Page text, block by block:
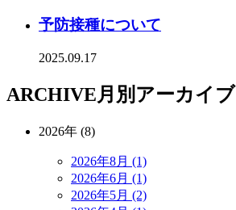
予防接種について
2025.09.17
ARCHIVE月別アーカイブ
2026年 (8)
2026年8月 (1)
2026年6月 (1)
2026年5月 (2)